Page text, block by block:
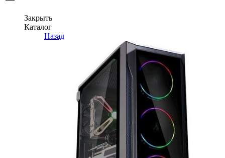
Закрыть
Каталог
Назад